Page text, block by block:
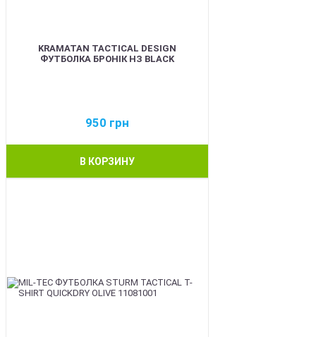
KRAMATAN TACTICAL DESIGN
ФУТБОЛКА БРОНІК НЗ BLACK
950 грн
В КОРЗИНУ